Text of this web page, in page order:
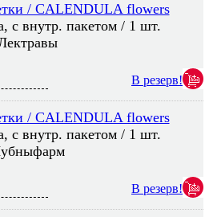
/ CALENDULA flowers
с внутр. пакетом / 1 шт.
В резерв!
/ CALENDULA flowers
с внутр. пакетом / 1 шт.
В резерв!